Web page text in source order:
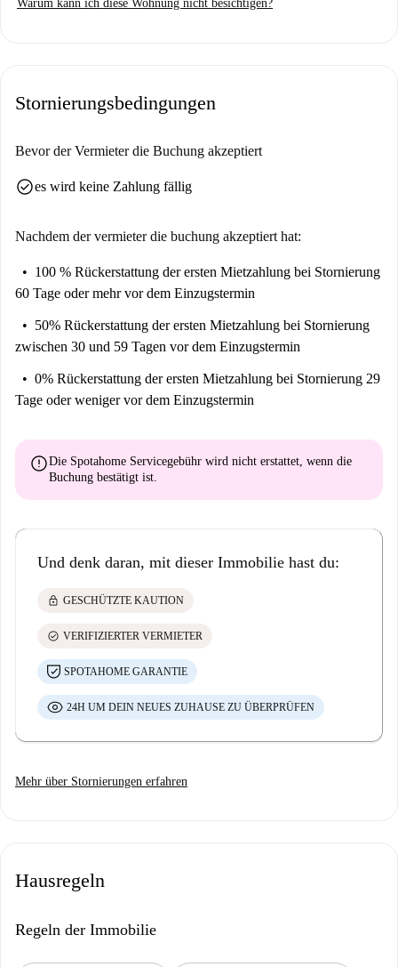
Warum kann ich diese Wohnung nicht besichtigen?
Stornierungsbedingungen
Bevor der Vermieter die Buchung akzeptiert
check_circlees wird keine Zahlung fällig
Nachdem der vermieter die buchung akzeptiert hat:
100 % Rückerstattung der ersten Mietzahlung bei Stornierung
60 Tage oder mehr vor dem Einzugstermin
50% Rückerstattung der ersten Mietzahlung bei Stornierung
zwischen 30 und 59 Tagen vor dem Einzugstermin
0% Rückerstattung der ersten Mietzahlung bei Stornierung 29
Tage oder weniger vor dem Einzugstermin
errorDie Spotahome Servicegebühr wird nicht erstattet, wenn die
Buchung bestätigt ist.
Und denk daran, mit dieser Immobilie hast du:
lock GESCHÜTZTE KAUTION
check_circle VERIFIZIERTER VERMIETER
SPOTAHOME GARANTIE
24H UM DEIN NEUES ZUHAUSE ZU ÜBERPRÜFEN
Mehr über Stornierungen erfahren
Hausregeln
Regeln der Immobilie